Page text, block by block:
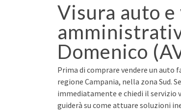
Visura auto
Domenico
Prima di comprare vendere un auto
regione Campania, nella zona Sud.
immediatamente e chiedi il servizio
guiderà su come attuare soluzioni